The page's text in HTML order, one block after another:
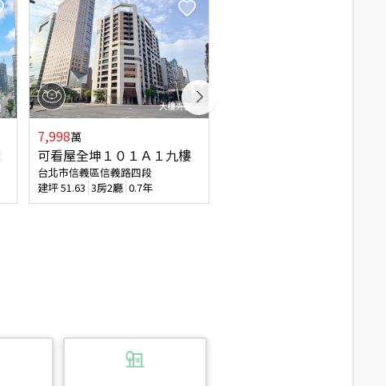
7,998萬
可看屋全坤１０１Ａ１九樓
台北市信義區信義路四段
建坪51.63 3房2廳 0.7年